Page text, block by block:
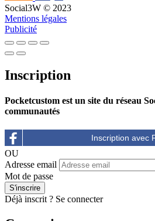
Social3W © 2023
Mentions légales
Publicité
Inscription
Pocketcustom est un site du réseau
communautés
OU
Adresse email
Mot de passe
Déjà inscrit ? Se connecter